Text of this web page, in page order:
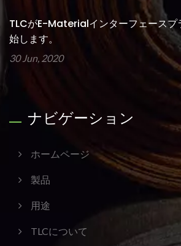
TLCがE-Materialインターフェースプ
始します。
30 Jun, 2020
ナビゲーション
ホームページ
製品
用途
TLCについて